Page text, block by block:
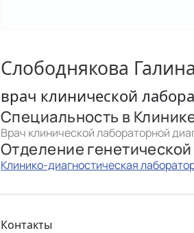
Слободнякова
врач клинической
Специальность в
Врач клинической лабораторной
Отделение
Клинико-диагностическая
Контакты